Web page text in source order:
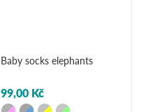
Baby socks elephants
99,00 Kč